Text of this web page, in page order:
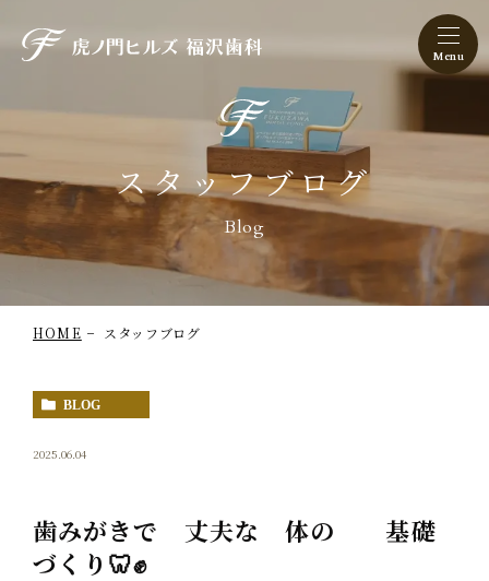
虎ノ門ヒルズ 福沢歯科
スタッフブログ
Blog
HOME スタッフブログ
BLOG
2025.06.04
歯みがきで 丈夫な 体の 基礎
づくり🦷✊